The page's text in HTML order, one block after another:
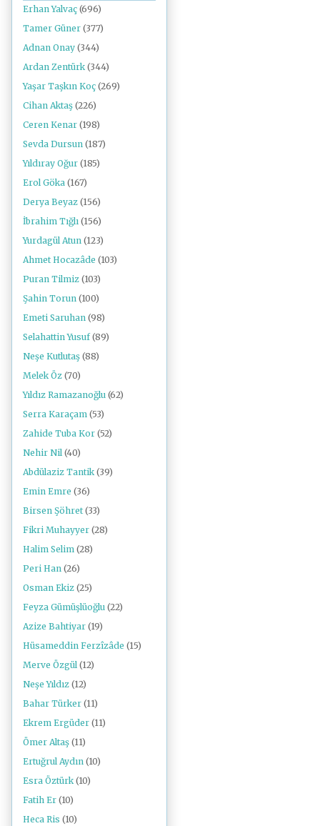
Erhan Yalvaç (696)
Tamer Güner (377)
Adnan Onay (344)
Ardan Zentürk (344)
Yaşar Taşkın Koç (269)
Cihan Aktaş (226)
Ceren Kenar (198)
Sevda Dursun (187)
Yıldıray Oğur (185)
Erol Göka (167)
Derya Beyaz (156)
İbrahim Tığlı (156)
Yurdagül Atun (123)
Ahmet Hocazâde (103)
Puran Tilmiz (103)
Şahin Torun (100)
Emeti Saruhan (98)
Selahattin Yusuf (89)
Neşe Kutlutaş (88)
Melek Öz (70)
Yıldız Ramazanoğlu (62)
Serra Karaçam (53)
Zahide Tuba Kor (52)
Nehir Nil (40)
Abdülaziz Tantik (39)
Emin Emre (36)
Birsen Şöhret (33)
Fikri Muhayyer (28)
Halim Selim (28)
Peri Han (26)
Osman Ekiz (25)
Feyza Gümüşlüoğlu (22)
Azize Bahtiyar (19)
Hüsameddin Ferzîzâde (15)
Merve Özgül (12)
Neşe Yıldız (12)
Bahar Türker (11)
Ekrem Ergüder (11)
Ömer Altaş (11)
Ertuğrul Aydın (10)
Esra Öztürk (10)
Fatih Er (10)
Heca Ris (10)